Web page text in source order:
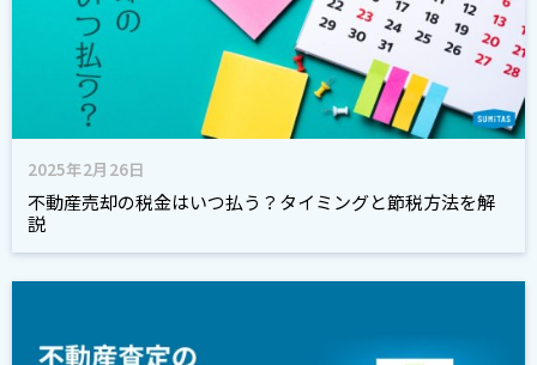
2025年2月26日
不動産売却の税金はいつ払う？タイミングと節税方法を解
説